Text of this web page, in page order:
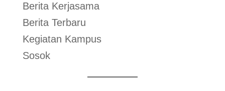
Berita Kerjasama
Berita Terbaru
Kegiatan Kampus
Sosok